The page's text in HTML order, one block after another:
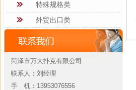
特殊规格类
外贸出口类
菏泽市万大扑克有限公司
联系人：刘经理
手 机：13953076556